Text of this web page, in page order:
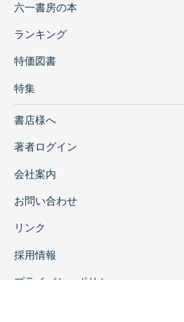
六一書房の本
ランキング
特価図書
特集
書店様へ
著者ログイン
会社案内
お問い合わせ
リンク
採用情報
プライバシーポリシー